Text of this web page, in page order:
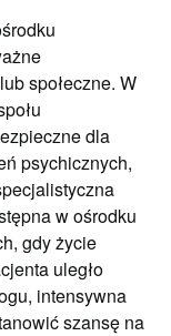
społeczne. W
dla
psychicznych,
w ośrodku
gdy życie
uległo
intensywna
szansę na